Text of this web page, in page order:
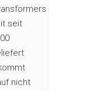
seit
nicht